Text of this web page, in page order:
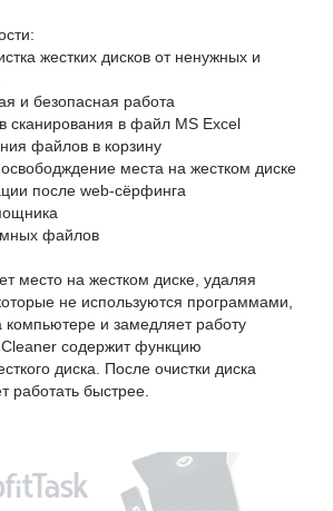
жестких дисков от ненужных и
и безопасная работа
сканирования в файл MS Excel
файлов в корзину
места на жестком диске
после web-сёрфинга
файлов
место на жестком диске, удаляя
не используются программами,
и замедляет работу
содержит функцию
диска. После очистки диска
работать быстрее.